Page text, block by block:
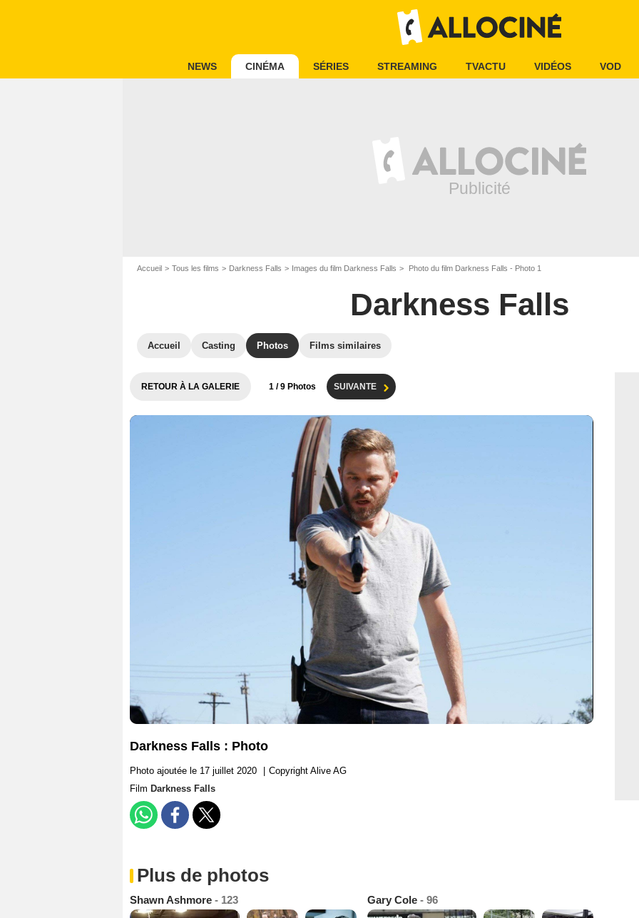
NEWS CINÉMA SÉRIES STREAMING TVACTU VIDÉOS VOD
Accueil Tous les films Darkness Falls Images du film Darkness Falls Photo du film Darkness Falls - Photo 1
Darkness Falls
Accueil Casting Photos Films similaires
RETOUR À LA GALERIE 1 / 9 Photos SUIVANTE
Darkness Falls : Photo
Photo ajoutée le 17 juillet 2020
Copyright Alive AG
Film Darkness Falls
Plus de photos
Shawn Ashmore - 123 Gary Cole - 96